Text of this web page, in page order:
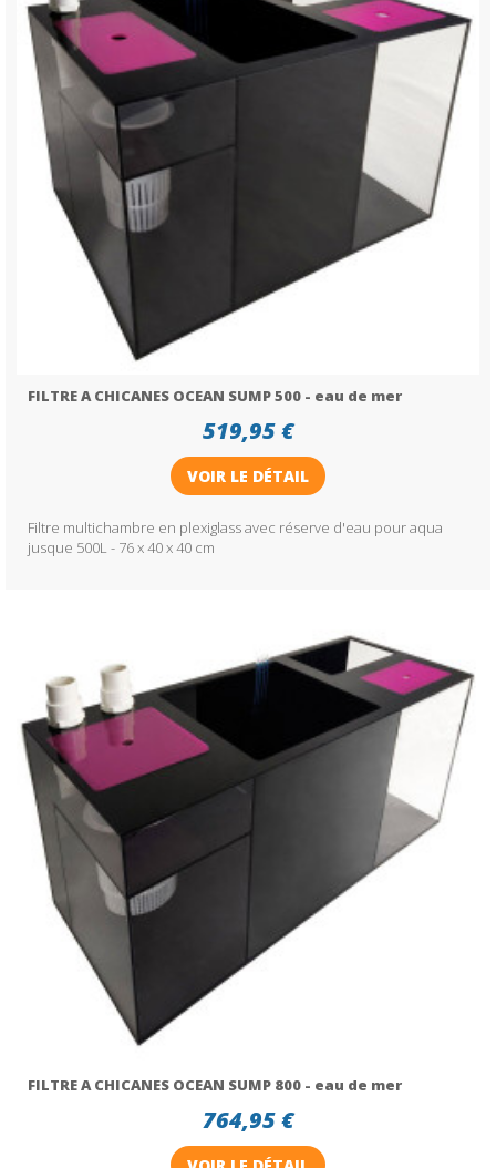
FILTRE A CHICANES OCEAN SUMP 500 - eau de mer
519,95 €
VOIR LE DÉTAIL
Filtre multichambre en plexiglass avec réserve d'eau pour aqua
jusque 500L - 76 x 40 x 40 cm
FILTRE A CHICANES OCEAN SUMP 800 - eau de mer
764,95 €